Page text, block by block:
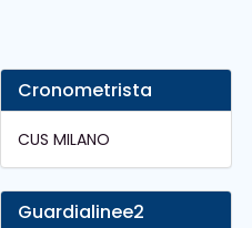
Cronometrista
CUS MILANO
Guardialinee2